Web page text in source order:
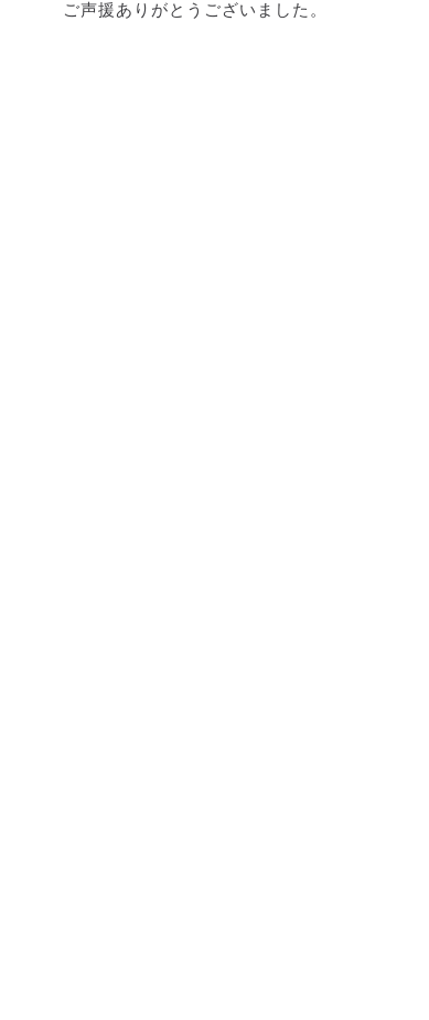
ご声援ありがとうございました。